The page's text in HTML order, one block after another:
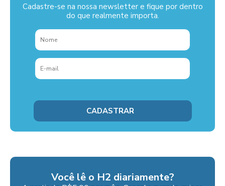
Cadastre-se na nossa newsletter e fique por dentro
do que realmente importa.
Você lê o H2 diariamente?